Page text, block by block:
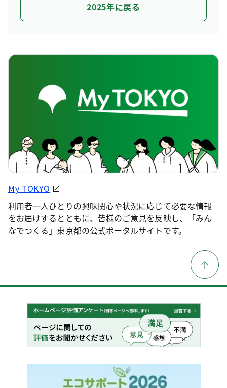
2025年に戻る
My TOKYO
利用者一人ひとりの興味関心や状況に応じて必要な情報
をお届けするとともに、皆様のご意見を反映し、「みん
なでつくる」東京都の公式ポータルサイトです。